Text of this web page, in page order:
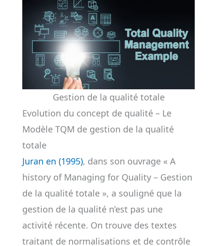
Gestion de la qualité totale
Evolution du concept de qualité – Le
Modèle TQM de gestion de la qualité
totale
Juran en (1995), dans son ouvrage « A
history of Managing for Quality – Gestion
de la qualité totale », a souligné que la
gestion de la qualité n’est pas une
activité récente. On trouve des textes
traitant de normalisations et de contrôle